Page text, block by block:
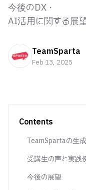
企業情報
代表メッセージ
プレスリリース
今後のDX・
AI活用に関する展
TeamSparta
Feb 13, 2025
Contents
TeamSpartaの生
受講生の声と実践
今後の展望